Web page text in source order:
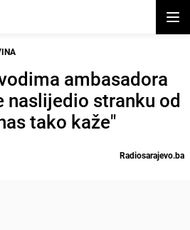
ambasadora
naslijedio stranku od
tako kaže"
Radiosarajevo.ba